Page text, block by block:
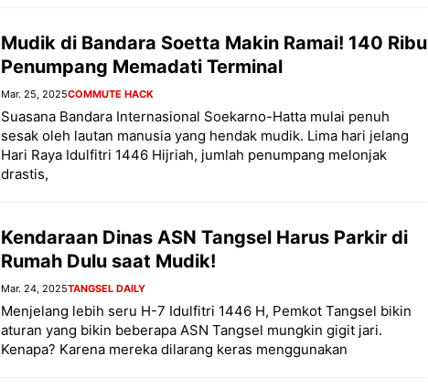
Mudik di Bandara Soetta Makin Ramai! 140 Ribu
Penumpang Memadati Terminal
Mar. 25, 2025COMMUTE HACK
Suasana Bandara Internasional Soekarno-Hatta mulai penuh
sesak oleh lautan manusia yang hendak mudik. Lima hari jelang
Hari Raya Idulfitri 1446 Hijriah, jumlah penumpang melonjak
drastis,
Kendaraan Dinas ASN Tangsel Harus Parkir di
Rumah Dulu saat Mudik!
Mar. 24, 2025TANGSEL DAILY
Menjelang lebih seru H-7 Idulfitri 1446 H, Pemkot Tangsel bikin
aturan yang bikin beberapa ASN Tangsel mungkin gigit jari.
Kenapa? Karena mereka dilarang keras menggunakan